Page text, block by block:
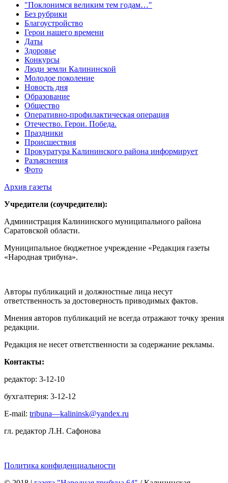
"Поклонимся великим тем годам…"
Без рубрики
Благоустройство
Герои нашего времени
Даты
Здоровье
Конкурсы
Люди земли Калининской
Молодое поколение
Новость дня
Образование
Общество
Оперативно-профилактическая операция
Отечество. Герои. Победа.
Праздники
Происшествия
Прокуратура Калининского района информирует
Разъяснения
Фото
Архив газеты
Учредители (соучредители):
Администрация Калининского муниципального района
Саратовской области.
Муниципальное бюджетное учреждение «Редакция газеты
«Народная трибуна».
Авторы публикаций и должностные лица несут
ответственность за достоверность приводимых фактов.
Мнения авторов публикаций не всегда отражают точку зрения
редакции.
Редакция не несет ответственности за содержание рекламы.
Контакты:
редактор: 3-12-10
бухгалтерия: 3-12-12
E-mail: tribuna—kalininsk@yandex.ru
гл. редактор Л.Н. Сафонова
Политика конфиденциальности